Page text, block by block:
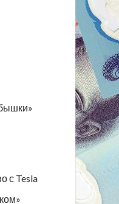
с Tesla